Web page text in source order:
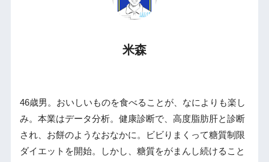
米森
46歳男。おいしいものを食べることが、なによりも楽し
み。本業はデータ分析。健康診断で、高度脂肪肝と診断
され、お餅のようなおなかに。ビビりまくって糖質制限
ダイエットを開始。しかし、糖質をがまんし続けること